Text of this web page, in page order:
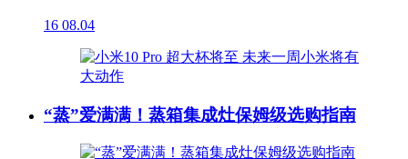
16 08.04
“蒸”爱满满！蒸箱集成灶保姆级选购指南